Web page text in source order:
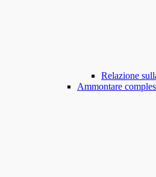
Relazione
Ammontare